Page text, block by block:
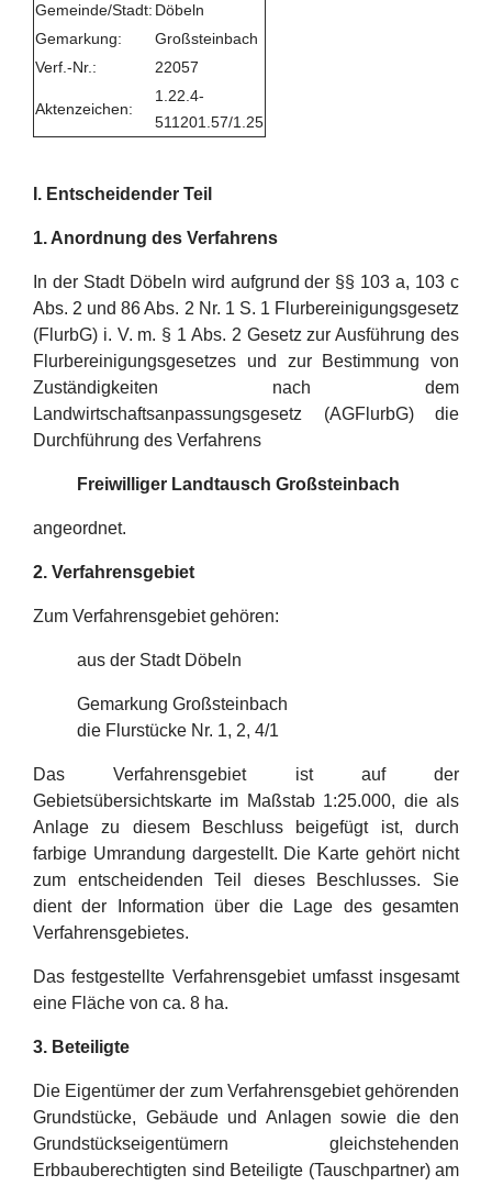
Gemeinde/Stadt: Döbeln
Gemarkung:
Großsteinbach
Verf.-Nr.:
22057
Aktenzeichen:
1.22.4-
511201.57/1.25
I. Entscheidender Teil
1. Anordnung des Verfahrens
In der Stadt Döbeln wird aufgrund der §§ 103 a, 103 c
Abs. 2 und 86 Abs. 2 Nr. 1 S. 1 Flurbereinigungsgesetz
(FlurbG) i. V. m. § 1 Abs. 2 Gesetz zur Ausführung des
Flurbereinigungsgesetzes und zur Bestimmung von
Zuständigkeiten nach dem
Landwirtschaftsanpassungsgesetz (AGFlurbG) die
Durchführung des Verfahrens
Freiwilliger Landtausch Großsteinbach
angeordnet.
2. Verfahrensgebiet
Zum Verfahrensgebiet gehören:
aus der Stadt Döbeln
Gemarkung Großsteinbach
die Flurstücke Nr. 1, 2, 4/1
Das Verfahrensgebiet ist auf der
Gebietsübersichtskarte im Maßstab 1:25.000, die als
Anlage zu diesem Beschluss beigefügt ist, durch
farbige Umrandung dargestellt. Die Karte gehört nicht
zum entscheidenden Teil dieses Beschlusses. Sie
dient der Information über die Lage des gesamten
Verfahrensgebietes.
Das festgestellte Verfahrensgebiet umfasst insgesamt
eine Fläche von ca. 8 ha.
3. Beteiligte
Die Eigentümer der zum Verfahrensgebiet gehörenden
Grundstücke, Gebäude und Anlagen sowie die den
Grundstückseigentümern gleichstehenden
Erbbauberechtigten sind Beteiligte (Tauschpartner) am